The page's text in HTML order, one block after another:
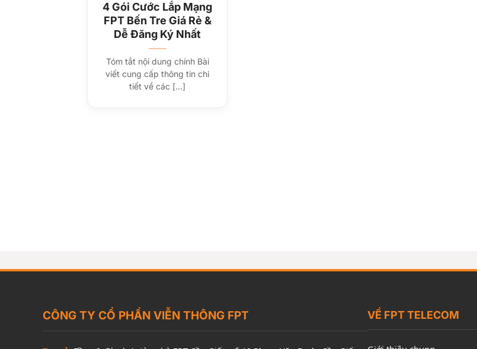
4 Gói Cước Lắp Mạng
FPT Bến Tre Giá Rẻ &
Dễ Đăng Ký Nhất
Tóm tắt nội dung chính Bài
viết cung cấp thông tin chi
tiết về các [...]
CÔNG TY CỔ PHẦN VIỄN THÔNG FPT VỀ FPT TELECOM